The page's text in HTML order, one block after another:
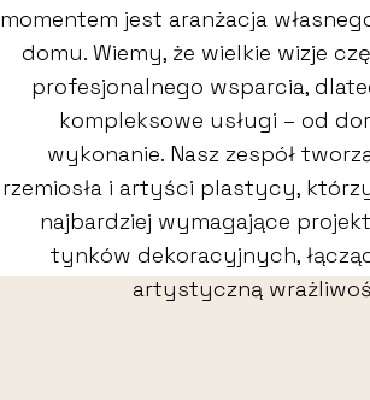
momentem jest aranżacja
domu. Wiemy, że wielkie wizje
profesjonalnego wsparcia,
kompleksowe usługi – od
wykonanie. Nasz zespół
rzemiosła i artyści plastycy,
najbardziej wymagające
tynków dekoracyjnych,
artystyczną